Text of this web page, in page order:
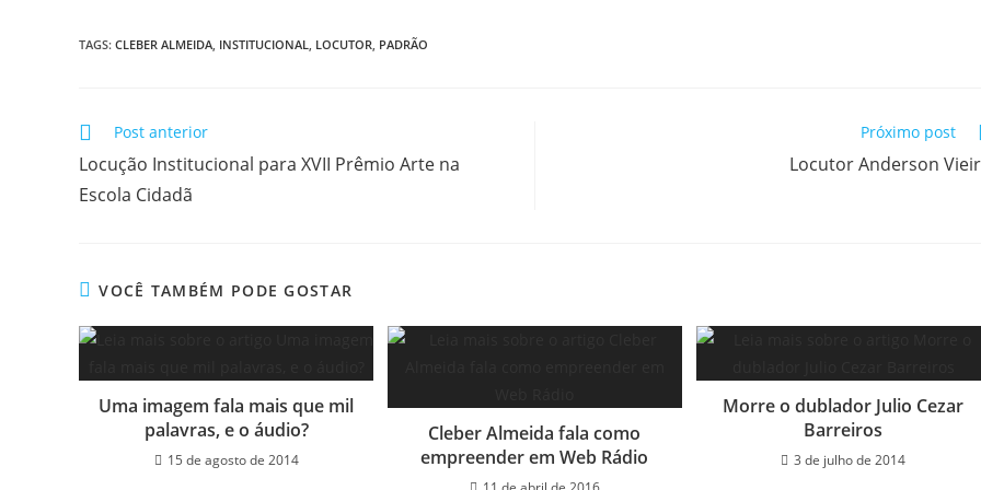
TAGS: CLEBER ALMEIDA, INSTITUCIONAL, LOCUTOR, PADRÃO
Post anterior
Locução Institucional para XVII Prêmio Arte na
Escola Cidadã
Próximo post
Locutor Anderson
VOCÊ TAMBÉM PODE GOSTAR
Uma imagem fala mais que mil
palavras, e o áudio?
15 de agosto de 2014
Cleber Almeida fala como
empreender em Web Rádio
Morre o dublador Julio Cezar
Barreiros
3 de julho de 2014